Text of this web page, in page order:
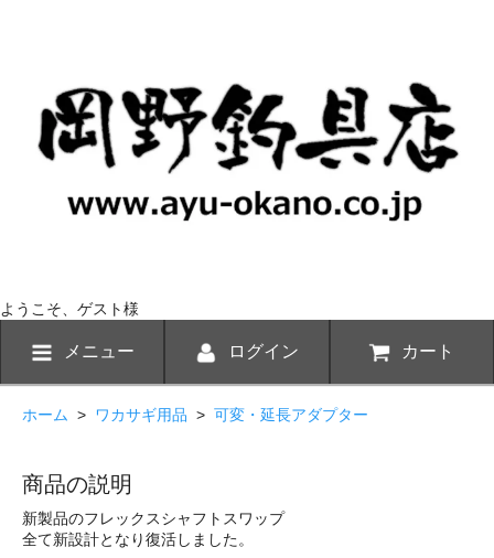
ようこそ、ゲスト様
メニュー ログイン カート
ホーム > ワカサギ用品 > 可変・延長アダプター
商品の説明
新製品のフレックスシャフトスワップ
全て新設計となり復活しました。